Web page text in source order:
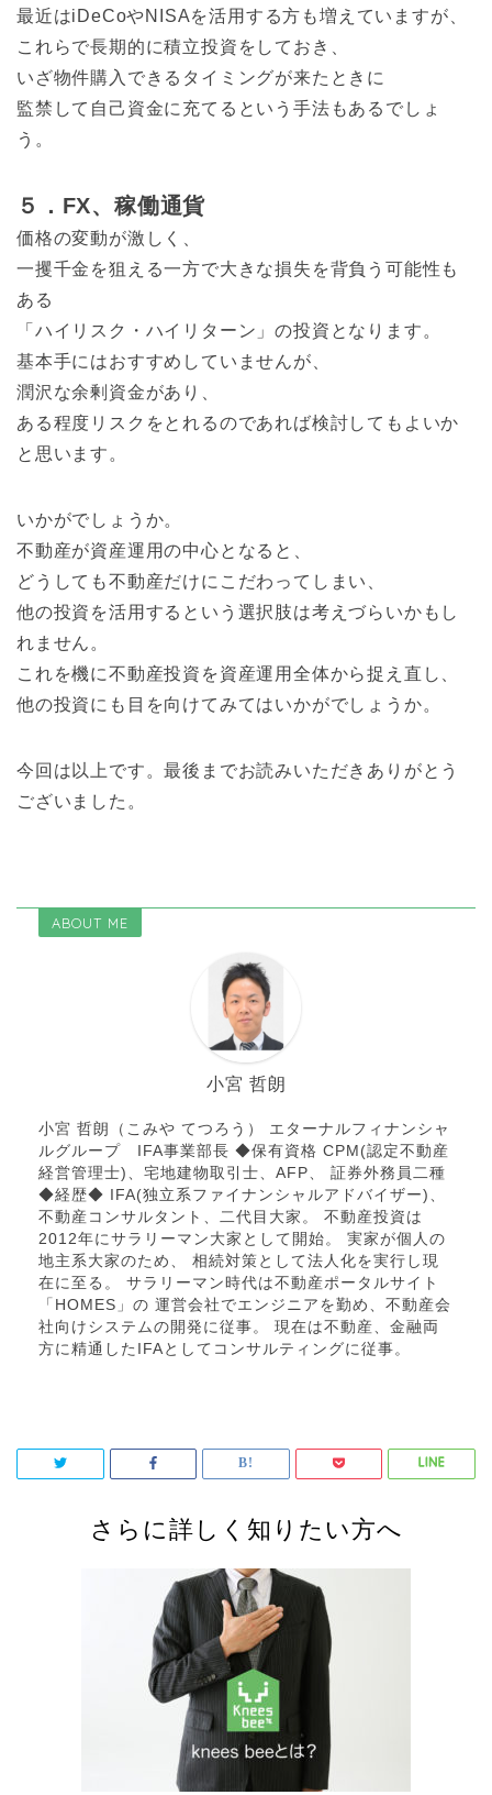
最近はiDeCoやNISAを活用する方も増えていますが、
これらで長期的に積立投資をしておき、
いざ物件購入できるタイミングが来たときに
監禁して自己資金に充てるという手法もあるでしょ
う。
５．FX、稼働通貨
価格の変動が激しく、
一攫千金を狙える一方で大きな損失を背負う可能性も
ある
「ハイリスク・ハイリターン」の投資となります。
基本手にはおすすめしていませんが、
潤沢な余剰資金があり、
ある程度リスクをとれるのであれば検討してもよいか
と思います。
いかがでしょうか。
不動産が資産運用の中心となると、
どうしても不動産だけにこだわってしまい、
他の投資を活用するという選択肢は考えづらいかもし
れません。
これを機に不動産投資を資産運用全体から捉え直し、
他の投資にも目を向けてみてはいかがでしょうか。
今回は以上です。最後までお読みいただきありがとう
ございました。
ABOUT ME
小宮 哲朗
小宮 哲朗（こみや てつろう） エターナルフィナンシャ
ルグループ IFA事業部長 ◆保有資格 CPM(認定不動産
経営管理士)、宅地建物取引士、AFP、 証券外務員二種
◆経歴◆ IFA(独立系ファイナンシャルアドバイザー)、
不動産コンサルタント、二代目大家。 不動産投資は
2012年にサラリーマン大家として開始。 実家が個人の
地主系大家のため、 相続対策として法人化を実行し現
在に至る。 サラリーマン時代は不動産ポータルサイト
「HOMES」の 運営会社でエンジニアを勤め、不動産会
社向けシステムの開発に従事。 現在は不動産、金融両
方に精通したIFAとしてコンサルティングに従事。
さらに詳しく知りたい方へ